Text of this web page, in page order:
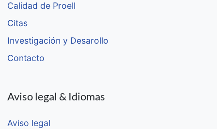
Calidad de Proell
Citas
Investigación y Desarollo
Contacto
Aviso legal & Idiomas
Aviso legal